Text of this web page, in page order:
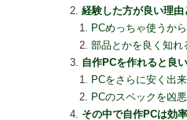
経験した方が良い理由
PCめっちゃ使うから
部品とかを良く知れ
自作PCを作れると良
PCをさらに安く出
PCのスペックを凶
その中で自作PCは効